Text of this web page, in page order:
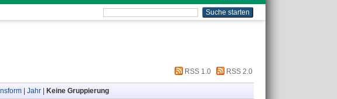
RSS 1.0 RSS 2.0
Jahr Keine Gruppierung